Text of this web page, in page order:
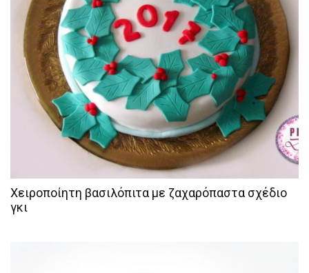
Χειροποίητη βασιλόπιτα με ζαχαρόπαστα σχέδιο
γκι